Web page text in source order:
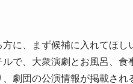
に、まず候補に入れてほし
で、大衆演劇とお風呂、食
劇団の公演情報が掲載さ